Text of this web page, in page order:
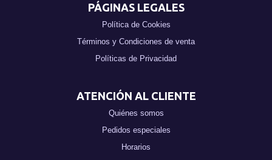
PÁGINAS LEGALES
Política de Cookies
Términos y Condiciones de venta
Políticas de Privacidad
ATENCIÓN AL CLIENTE
Quiénes somos
Pedidos especiales
Horarios